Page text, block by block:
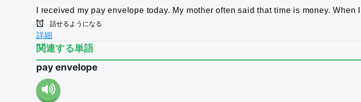
I received my pay envelope today. My mother often said that time is money. When
話せるようになる
詳細
関連する単語
pay envelope